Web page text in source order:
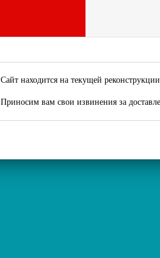
Сайт находится на текущей
Приносим вам свои извинения за